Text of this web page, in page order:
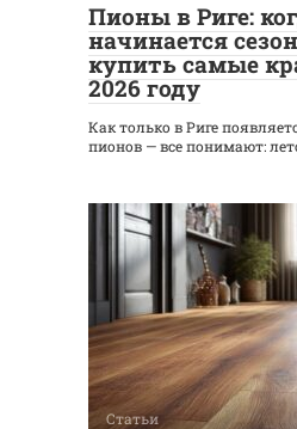
Пионы в Риге:
начинается
купить самые
2026 году
Как только в Риге
пионов — все понимают:
Статьи